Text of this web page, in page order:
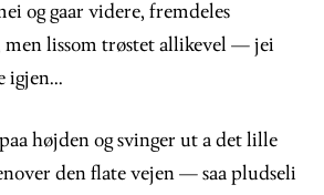
og gaar videre, fremdeles
men lissom trøstet allikevel — jei
igjen...
højden og svinger ut a det lille
den flate vejen — saa pludseli